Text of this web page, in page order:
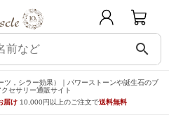
search
ツ，シラー効果）｜パワーストーンや誕生石のブ
セサリー通販サイト
届け 10,000円以上のご注文で送料無料